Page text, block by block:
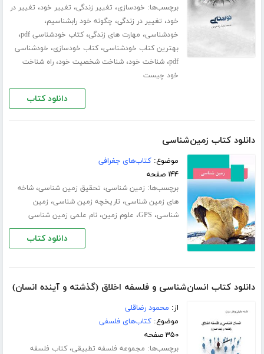
برچسب‌ها: خودسازی، تغییر زندگی، تغییر خود، تغییر در
خود، تغییر در زندگی، چگونه خود رابشناسیم،
خودشناسی، مهارت های زندگی،کتاب خودشناسی pdf ،
بهترین کتاب خودشناسی،کتاب خودسازی، خودشناسی
pdf،شناخت خود،شناخت شخصیت خود،راه شناخت
خود چیست
دانلود کتاب
دانلود کتاب زمین‌شناسی
موضوع:کتاب‌های جغرافی
۱۴۴ صفحه
برچسب‌ها: زمین شناسی، تحقیق زمین شناسی،شاخه
های زمین شناسی، تاریخچه زمین شناسی، زمین
شناسی، GPS، علوم زمین،نام علمی زمین شناسی
دانلود کتاب
دانلود کتاب انسان‌شناسی و فلسفه اخلاق (گذشته و آینده انسان)
از: محمود رضاقلی
موضوع:کتاب‌های فلسفی
۳۵۰ صفحه
برچسب‌ها: مجموعه فلسفه تطبیقی،کتاب فلسفه